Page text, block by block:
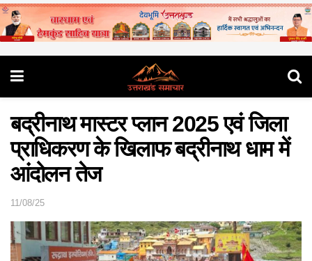
बद्रीनाथ मास्टर प्लान 2025 एवं जिला
प्राधिकरण के खिलाफ बद्रीनाथ धाम में
आंदोलन तेज
11/08/25